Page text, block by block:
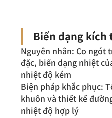
Biến dạng kích
Nguyên nhân: Co ngót
đặc, biến dạng nhiệt
nhiệt độ kém
Biện pháp khắc phục:
khuôn và thiết kế
nhiệt độ hợp lý